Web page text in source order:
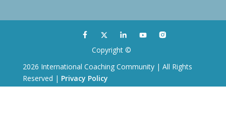
Copyright ©
2026 International Coaching Community | All Rights
Reserved | Privacy Policy